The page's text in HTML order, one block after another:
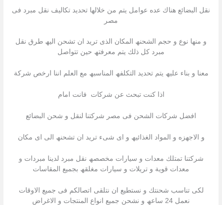
نقل البضائع ھناك عده عوامل یتم من خلالھا تحدید تكالیف نقل مبرد فى
مصر
و منھا نوع و حجم الشحنھ المكان الذى ترید ان تشحن الیھ طرق نقل
مبرد كل ذلك یتم معرفتھ حین تتواصل
معنا و بناء علیھ یتم تحدید التكلفھ المناسبھ مع العلم اننا ارخص شركة
اذا كنت تبحث عن شركات فانت امام
افضل شركات الشحن فى مصر شركتنا لنقل و شحن البضائع
و الاجھزه و المواد الغذائیھ و اى شىء ترید ان تشحنھ الى اى مكان
شركتنا تمتلك معدات و سیارات مخصصھ نقل مبرد لدینا مبردات و
معدات قویة و تریلات و سیارات مغلقھ بجمیع المقاسات
لكى تناسب شحنتك و نستطیع ان نتلقى اتصالكم فى جمیع الاوقات
نعمل 24 ساعھ و نشحن جمیع انواع المنتجات و الاغراض